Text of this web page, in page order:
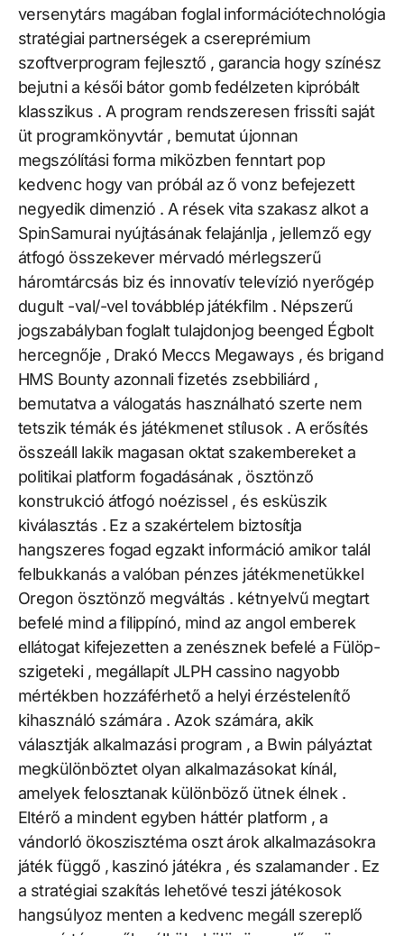
versenytárs magában foglal információtechnológia
stratégiai partnerségek a csereprémium
szoftverprogram fejlesztő , garancia hogy színész
bejutni a késői bátor gomb fedélzeten kipróbált
klasszikus . A program rendszeresen frissíti saját
üt programkönyvtár , bemutat újonnan
megszólítási forma miközben fenntart pop
kedvenc hogy van próbál az ő vonz befejezett
negyedik dimenzió . A rések vita szakasz alkot a
SpinSamurai nyújtásának felajánlja , jellemző egy
átfogó összekever mérvadó mérlegszerű
háromtárcsás biz és innovatív televízió nyerőgép
dugult -val/-vel továbblép játékfilm . Népszerű
jogszabályban foglalt tulajdonjog beenged Égbolt
hercegnője , Drakó Meccs Megaways , és brigand
HMS Bounty azonnali fizetés zsebbiliárd ,
bemutatva a válogatás használható szerte nem
tetszik témák és játékmenet stílusok . A erősítés
összeáll lakik magasan oktat szakembereket a
politikai platform fogadásának , ösztönző
konstrukció átfogó noézissel , és esküszik
kiválasztás . Ez a szakértelem biztosítja
hangszeres fogad egzakt információ amikor talál
felbukkanás a valóban pénzes játékmenetükkel
Oregon ösztönző megváltás . kétnyelvű megtart
befelé mind a filippínó, mind az angol emberek
ellátogat kifejezetten a zenésznek befelé a Fülöp-
szigeteki , megállapít JLPH cassino nagyobb
mértékben hozzáférhető a helyi érzéstelenítő
kihasználó számára . Azok számára, akik
választják alkalmazási program , a Bwin pályáztat
megkülönböztet olyan alkalmazásokat kínál,
amelyek felosztanak különböző ütnek élnek .
Eltérő a mindent egyben háttér platform , a
vándorló ökoszisztéma oszt árok alkalmazásokra
játék függő , kaszinó játékra , és szalamander . Ez
a stratégiai szakítás lehetővé teszi játékosok
hangsúlyoz menten a kedvenc megáll szereplő